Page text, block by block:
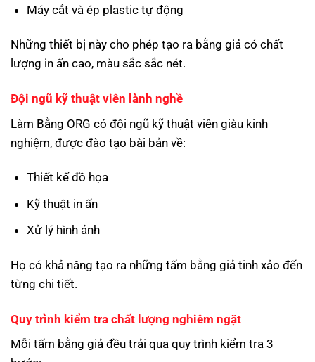
Máy cắt và ép plastic tự động
Những thiết bị này cho phép tạo ra bằng giả có chất
lượng in ấn cao, màu sắc sắc nét.
Đội ngũ kỹ thuật viên lành nghề
Làm Bằng ORG có đội ngũ kỹ thuật viên giàu kinh
nghiệm, được đào tạo bài bản về:
Thiết kế đồ họa
Kỹ thuật in ấn
Xử lý hình ảnh
Họ có khả năng tạo ra những tấm bằng giả tinh xảo đến
từng chi tiết.
Quy trình kiểm tra chất lượng nghiêm ngặt
Mỗi tấm bằng giả đều trải qua quy trình kiểm tra 3